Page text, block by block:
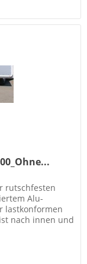
rutschfesten
Alu-
lastkonformen
nach innen und